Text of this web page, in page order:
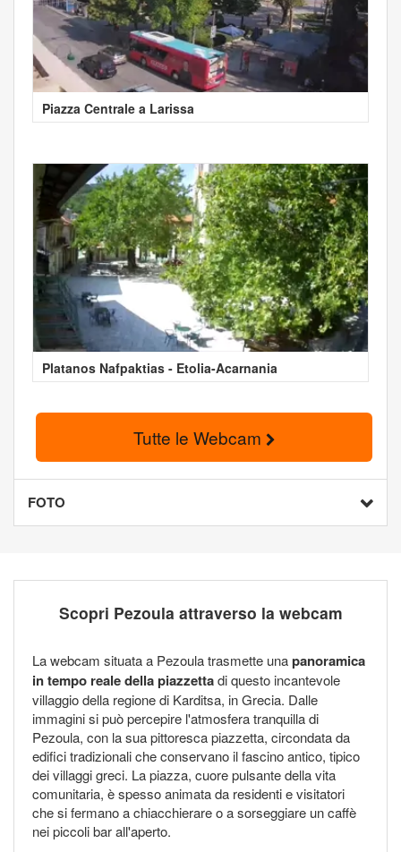
Piazza Centrale a Larissa
Platanos Nafpaktias - Etolia-Acarnania
Tutte le Webcam
FOTO
Scopri Pezoula attraverso la webcam
La webcam situata a Pezoula trasmette unapanoramica
in tempo reale della piazzettadi questo incantevole
villaggio della regione di Karditsa, in Grecia. Dalle
immagini si può percepire l'atmosfera tranquilla di
Pezoula, con la sua pittoresca piazzetta, circondata da
edifici tradizionali che conservano il fascino antico, tipico
dei villaggi greci. La piazza, cuore pulsante della vita
comunitaria, è spesso animata da residenti e visitatori
che si fermano a chiacchierare o a sorseggiare un caffè
nei piccoli bar all'aperto.